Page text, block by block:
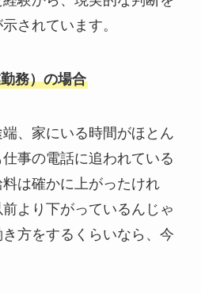
されています。
務）の場合
端、家にいる時間がほとん
事の電話に追われている
は確かに上がったけれ
より下がっているんじゃ
方をするくらいなら、今